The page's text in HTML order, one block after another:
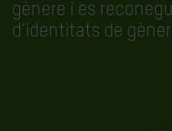
gènere i es
d’identitats de